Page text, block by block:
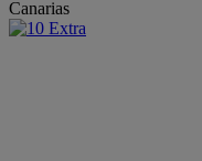
Canarias